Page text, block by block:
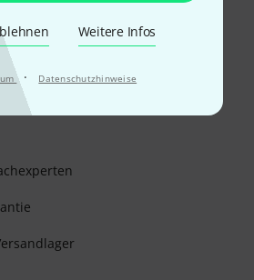
Weitere Infos
· Datenschutzhinweise
Garantie